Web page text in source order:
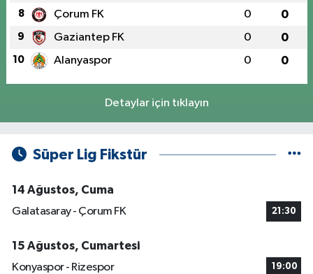
8 Çorum FK 0 0
9 Gaziantep FK 0 0
10 Alanyaspor 0 0
Detaylar için tıklayın
Süper Lig Fikstür
14 Ağustos, Cuma
Galatasaray - Çorum FK
21:30
15 Ağustos, Cumartesi
Konyaspor - Rizespor
19:00